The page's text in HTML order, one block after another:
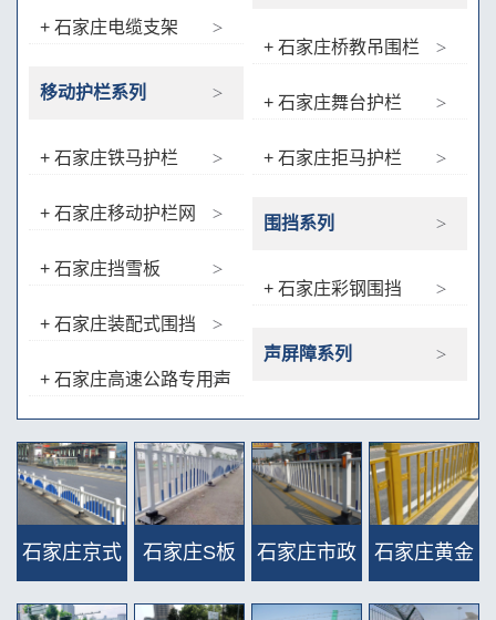
出口用护栏)
+ 石家庄电缆支架
+ 石家庄桥教吊围栏
移动护栏系列
+ 石家庄舞台护栏
+ 石家庄铁马护栏 + 石家庄拒马护栏
+ 石家庄移动护栏网
围挡系列
+ 石家庄挡雪板
+ 石家庄彩钢围挡
+ 石家庄装配式围挡
声屏障系列
+ 石家庄高速公路专用声
石家庄京式
交通护
石家庄S板
防眩护
石家庄市政
道路护栏
石家庄黄金
道路护